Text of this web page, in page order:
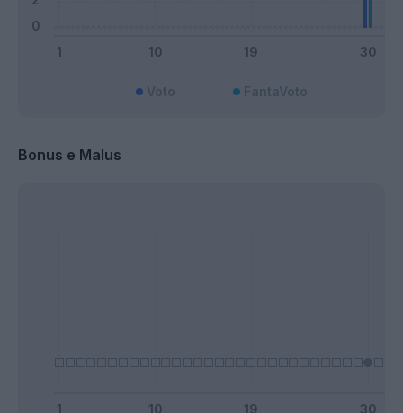
Bonus e Malus